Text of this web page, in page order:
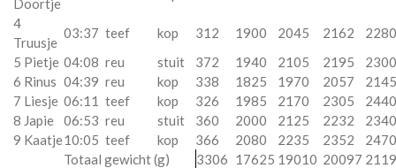
Doortje
4
Truusje
03:37 teef kop 312 1900 2045 2162
2280
5 Pietje 04:08 reu stuit 372 1940 2105 2195
6 Rinus 04:39 reu kop 338 1825 1970 2057
7 Liesje 06:11 teef kop 326 1985 2170 2305
8 Japie
06:53 reu stuit 360 2000 2125 2232
2340
9 Kaatje10:05 teef kop 366 2080 2235 2352
Totaal gewicht (g)
3306 17625 19010 20097